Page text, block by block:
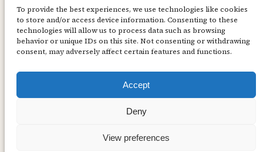
To provide the best experiences, we use technologies like cookies
to store and/or access device information. Consenting to these
technologies will allow us to process data such as browsing
behavior or unique IDs on this site. Not consenting or withdrawing
consent, may adversely affect certain features and functions.
Accept
Deny
View preferences